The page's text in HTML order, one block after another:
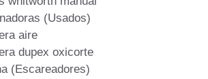
(Usados)
aire
dupex oxicorte
(Escareadores)